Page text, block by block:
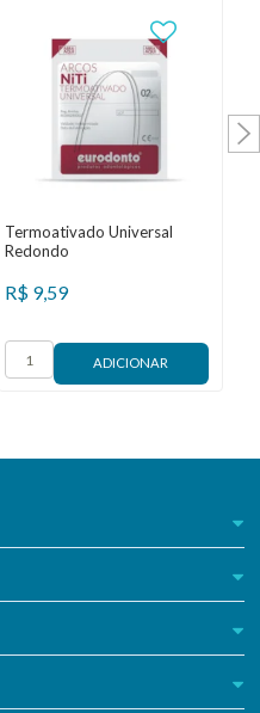
Termoativado Universal
Redondo
R$ 9,59